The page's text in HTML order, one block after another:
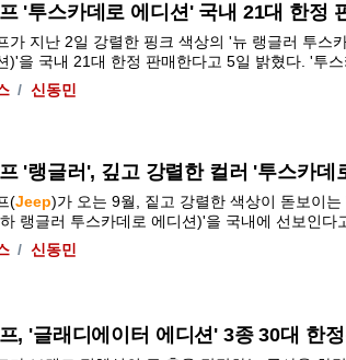
'투스카데로 에디션' 국내 21대 한정
가 지난 2일 강렬한 핑크 색상의 '뉴 랭글러 투스
)'을 국내 21대 한정 판매한다고 5일 밝혔다. '투
신동민
'랭글러', 깊고 강렬한 컬러 '투스카데
(Jeep)가 오는 9월, 짙고 강렬한 색상이 돋보이
랭글러 투스카데로 에디션)'을 국내에 선보인다
신동민
, '글래디에이터 에디션' 3종 30대 한